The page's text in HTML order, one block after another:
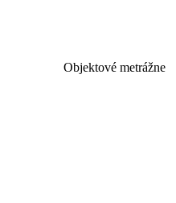
Objektové metrážne